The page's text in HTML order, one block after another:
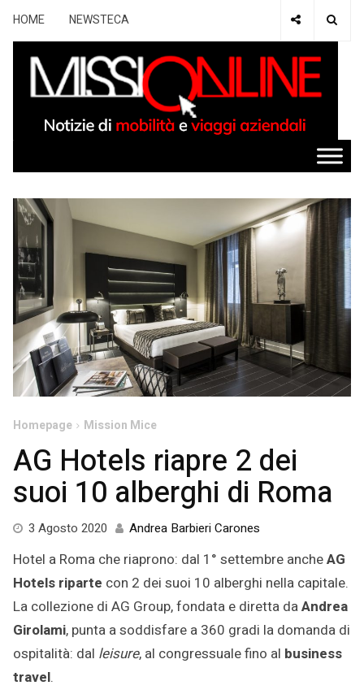
HOME NEWSTECA
Homepage Mission Mice
AG Hotels riapre 2 dei
suoi 10 alberghi di Roma
3 Agosto 2020
2020
Andrea Barbieri Carones
Hotel a Roma che riaprono: dal 1° settembre ancheAG
Hotels riparte con 2 dei suoi 10 alberghi nella capitale.
La collezione di AG Group, fondata e diretta daAndrea
Girolami, punta a soddisfare a 360 gradi la domanda di
ospitalità: dal leisure, al congressuale fino al business
travel.